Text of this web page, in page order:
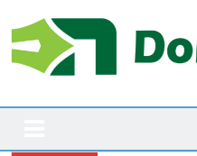
to
content
Dolpanews